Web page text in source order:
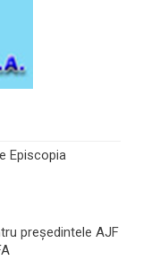
Episcopia
preşedintele AJF